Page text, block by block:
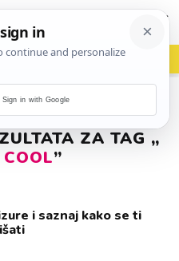
vrh! woot?!
ZA TAG „
”
i saznaj kako se ti
Sign in with Google